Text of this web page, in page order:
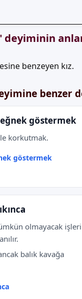
deyiminin
benzeyen kız.
benzer
göstermek
korkutmak.
göstermek
olmayacak işleri
balık kavağa